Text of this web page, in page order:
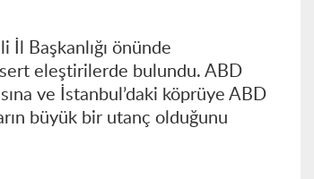
Başkanlığı önünde
eleştirilerde bulundu. ABD
ve İstanbul’daki köprüye ABD
büyük bir utanç olduğunu